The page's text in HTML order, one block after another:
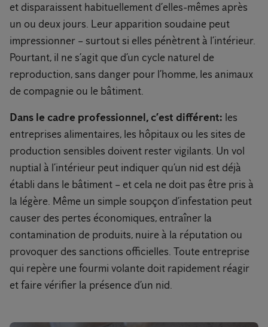
et disparaissent habituellement d’elles-mêmes après
un ou deux jours. Leur apparition soudaine peut
impressionner – surtout si elles pénètrent à l’intérieur.
Pourtant, il ne s’agit que d’un cycle naturel de
reproduction, sans danger pour l’homme, les animaux
de compagnie ou le bâtiment.
Dans le cadre professionnel, c’est différent: les
entreprises alimentaires, les hôpitaux ou les sites de
production sensibles doivent rester vigilants. Un vol
nuptial à l’intérieur peut indiquer qu’un nid est déjà
établi dans le bâtiment – et cela ne doit pas être pris à
la légère. Même un simple soupçon d’infestation peut
causer des pertes économiques, entraîner la
contamination de produits, nuire à la réputation ou
provoquer des sanctions officielles. Toute entreprise
qui repère une fourmi volante doit rapidement réagir
et faire vérifier la présence d’un nid.